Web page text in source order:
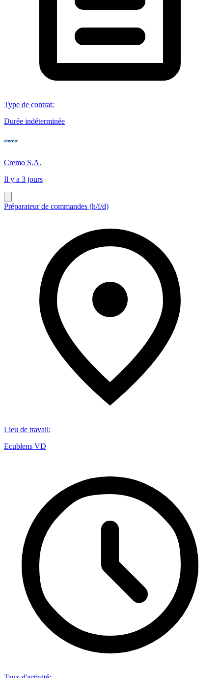
Type de contrat:
Durée indéterminée
Cremo S.A.
Il y a 3 jours
Préparateur de commandes (h/f/d)
Lieu de travail:
Ecublens VD